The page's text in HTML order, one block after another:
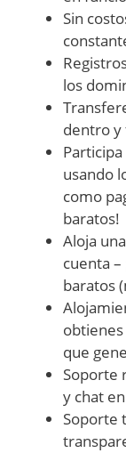
Sin
los
dentro y
usando
como
baratos!
Aloja
cuenta
baratos
que
Soporte
y chat
Soporte